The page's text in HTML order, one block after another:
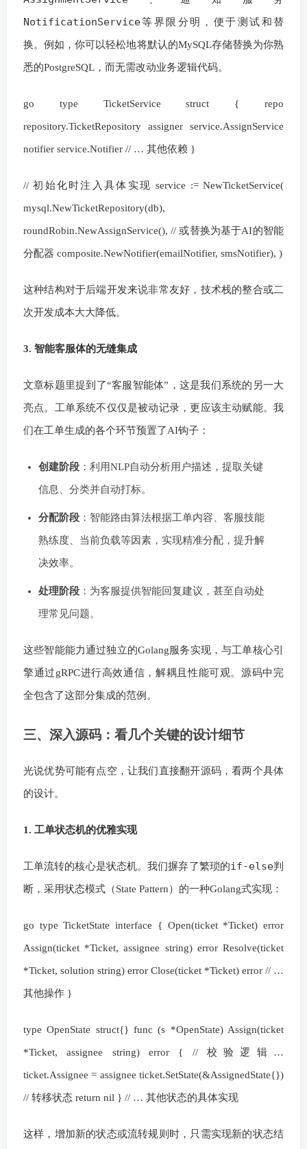
NotificationService等界限分明，便于测试和替
换。例如，你可以轻松地将默认的MySQL存储替换为你熟
悉的PostgreSQL，而无需改动业务逻辑代码。
go type TicketService struct { repo
repository.TicketRepository assigner service.AssignService
notifier service.Notifier // … 其他依赖 }
// 初始化时注入具体实现 service := NewTicketService(
mysql.NewTicketRepository(db),
roundRobin.NewAssignService(), // 或替换为基于AI的智能
分配器 composite.NewNotifier(emailNotifier, smsNotifier), )
这种结构对于后端开发来说非常友好，技术栈的整合或二
次开发成本大大降低。
3. 智能客服体的无缝集成
文章标题里提到了“客服智能体”，这是我们系统的另一大
亮点。工单系统不仅仅是被动记录，更应该主动赋能。我
们在工单生成的各个环节预置了AI钩子：
创建阶段 ：利用NLP自动分析用户描述，提取关键
信息、分类并自动打标。
分配阶段 ：智能路由算法根据工单内容、客服技能
熟练度、当前负载等因素，实现精准分配，提升解
决效率。
处理阶段 ：为客服提供智能回复建议，甚至自动处
理常见问题。
这些智能能力通过独立的Golang服务实现，与工单核心引
擎通过gRPC进行高效通信，解耦且性能可观。源码中完
全包含了这部分集成的范例。
三、深入源码：看几个关键的设计细节
光说优势可能有点空，让我们直接翻开源码，看两个具体
的设计。
1. 工单状态机的优雅实现
工单流转的核心是状态机。我们摒弃了繁琐的if-else判
断，采用状态模式（State Pattern）的一种Golang式实现：
go type TicketState interface { Open(ticket *Ticket) error
Assign(ticket *Ticket, assignee string) error Resolve(ticket
*Ticket, solution string) error Close(ticket *Ticket) error // …
其他操作 }
type OpenState struct{} func (s *OpenState) Assign(ticket
*Ticket, assignee string) error { // 校验逻辑…
ticket.Assignee = assignee ticket.SetState(&AssignedState{})
// 转移状态 return nil } // … 其他状态的具体实现
这样，增加新的状态或流转规则时，只需实现新的状态结